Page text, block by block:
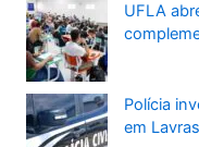
UFLA
Polícia
em Lavras